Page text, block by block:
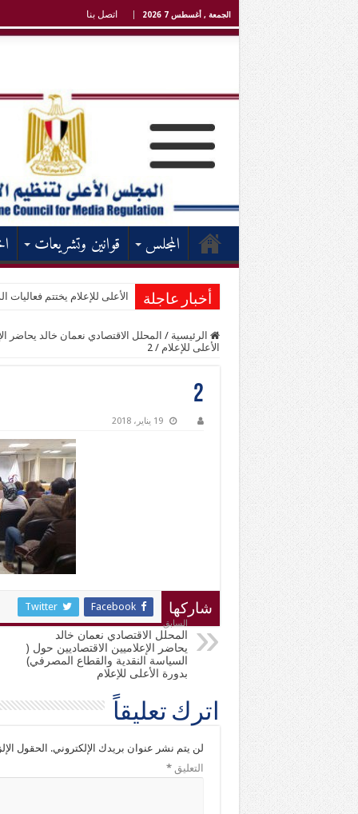
الجمعة , أغسطس 7 2026 اتصل بنا
المجلس قوانين وتشريعات
أخبار عاجلة الأعلى للإعلام يختتم فعاليات
الرئيسية / المحلل الاقتصادي نعمان خالد يحاضر
الأعلى للإعلام /
2
2
19 يناير، 2018
شاركها Facebook
Twitter
السابق
المحلل الاقتصادي نعمان خالد
يحاضر الإعلاميين الاقتصاديين حول (
السياسة النقدية والقطاع المصرفي)
بدورة الأعلى للإعلام
اترك تعليقاً
لن يتم نشر عنوان بريدك الإلكتروني. الحقول
التعليق*